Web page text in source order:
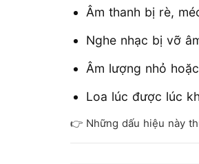
Âm thanh bị rè,
Nghe nhạc bị vỡ
Âm lượng nhỏ
Loa lúc được lúc
👉 Những dấu hiệu này